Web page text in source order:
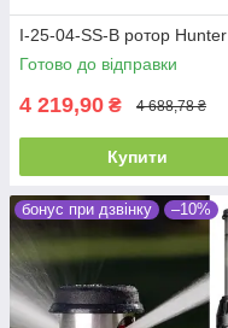
I-25-04-SS-B ротор Hunter
Готово до відправки
4 219,90 ₴ 4 688,78 ₴
Купити
бонус при дзвінку –10%